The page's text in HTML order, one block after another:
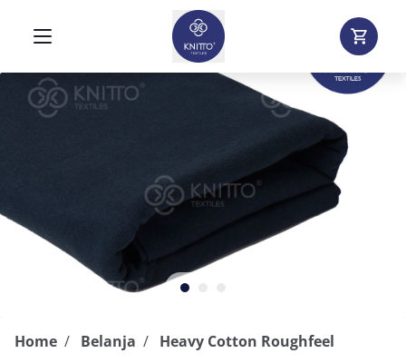
Home Belanja
Heavy Cotton Roughfeel